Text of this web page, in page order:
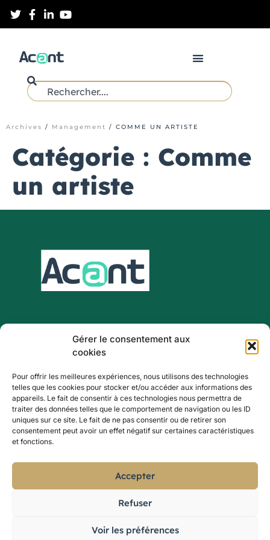
Gérer le consentement aux
cookies
Pour offrir les meilleures expériences, nous utilisons des technologies
telles que les cookies pour stocker et/ou accéder aux informations des
appareils. Le fait de consentir à ces technologies nous permettra de
traiter des données telles que le comportement de navigation ou les ID
uniques sur ce site. Le fait de ne pas consentir ou de retirer son
consentement peut avoir un effet négatif sur certaines caractéristiques
et fonctions.
Accepter
Refuser
Voir les préférences
Archives / Management / COMME UN ARTISTE
Catégorie : Comme
un artiste
Nos catalogues
artiste »
Bibliothèques &
Médiathèques
Musées & Patrimoine
Ludopédagogie & Jeu
Mentions légales
Expertises & Conseil
Design d'Expériences &
La méthode ACANT
Contact
formations en France,